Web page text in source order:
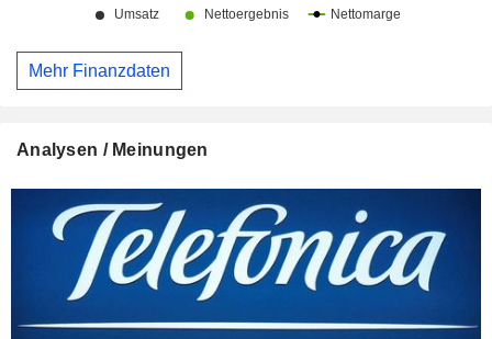
Mehr Finanzdaten
Analysen / Meinungen